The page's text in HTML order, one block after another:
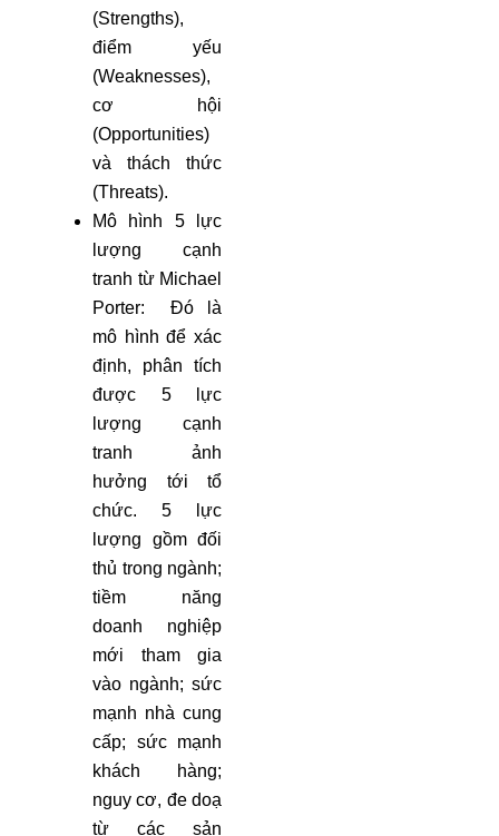
(Strengths),
điểm yếu
(Weaknesses),
cơ hội
(Opportunities)
và thách thức
(Threats).
Mô hình 5 lực
lượng cạnh
tranh từ Michael
Porter: Đó là
mô hình để xác
định, phân tích
được 5 lực
lượng cạnh
tranh ảnh
hưởng tới tổ
chức. 5 lực
lượng gồm đối
thủ trong ngành;
tiềm năng
doanh nghiệp
mới tham gia
vào ngành; sức
mạnh nhà cung
cấp; sức mạnh
khách hàng;
nguy cơ, đe doạ
từ các sản